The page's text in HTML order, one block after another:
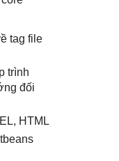
tag file
trình
đối
HTML